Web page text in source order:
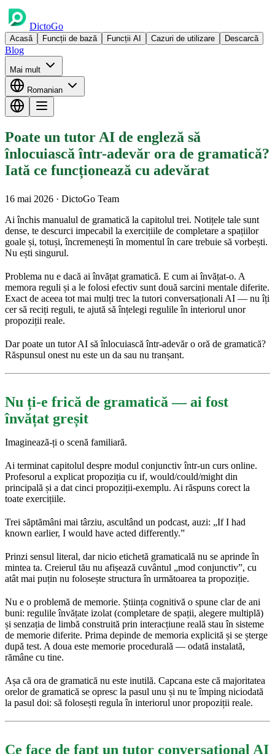
DictoGo
Acasă Funcții de bază Funcții AI Cazuri de utilizare Descarcă
Blog
Mai mult
Romanian
Poate un tutor AI de engleză să
înlocuiască într-adevăr ora de gramatică?
Iată ce funcționează cu adevărat
16 mai 2026 · DictoGo Team
Ai închis manualul de gramatică la capitolul trei. Notițele tale sunt
dense, te descurci impecabil la exercițiile de completare a spațiilor
goale și, totuși, încremenești în momentul în care trebuie să vorbești.
Nu ești singurul.
Problema nu e dacă ai învățat gramatică. E cum ai învățat-o. A
memora reguli și a le folosi efectiv sunt două sarcini mentale diferite.
Exact de aceea tot mai mulți trec la tutori conversaționali AI — nu îți
cer să reciți reguli, te ajută să înțelegi regulile în interiorul unor
propoziții reale.
Dar poate un tutor AI să înlocuiască într-adevăr o oră de gramatică?
Răspunsul onest nu este un da sau nu tranșant.
Nu ți-e frică de gramatică — ai fost
învățat greșit
Imaginează-ți o scenă familiară.
Ai terminat capitolul despre modul conjunctiv într-un curs online.
Profesorul a explicat propoziția cu if, would/could/might din
principală și a dat cinci propoziții-exemplu. Ai răspuns corect la
toate exercițiile.
Trei săptămâni mai târziu, ascultând un podcast, auzi: „If I had
known earlier, I would have acted differently.”
Prinzi sensul literal, dar nicio etichetă gramaticală nu se aprinde în
mintea ta. Creierul tău nu afișează cuvântul „mod conjunctiv”, cu
atât mai puțin nu folosește structura în următoarea ta propoziție.
Nu e o problemă de memorie. Știința cognitivă o spune clar de ani
buni: regulile învățate izolat (completare de spații, alegere multiplă)
și senzația de limbă construită prin interacțiune reală stau în sisteme
de memorie diferite. Prima depinde de memoria explicită și se șterge
după test. A doua este memorie procedurală — odată instalată,
rămâne cu tine.
Așa că ora de gramatică nu este inutilă. Capcana este că majoritatea
orelor de gramatică se opresc la pasul unu și nu te împing niciodată
la pasul doi: să folosești regula în interiorul unor propoziții reale.
Ce face de fapt un tutor conversațional AI